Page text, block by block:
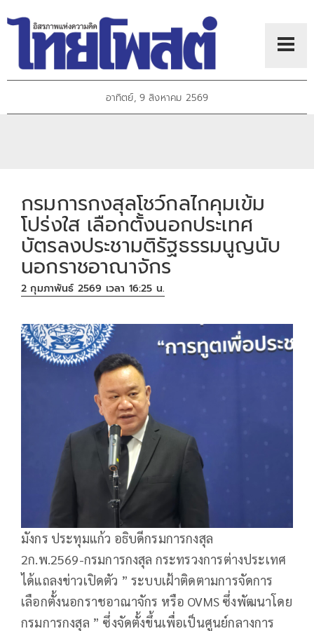
อาทิตย์, 9 สิงหาคม 2569
กรมการกงสุลโชว์กลไกคุมเข้ม
โปร่งใส เลือกตั้งนอกประเทศ
บัตรลงประชามติรัฐธรรมนูญนับ
นอกราชอาณาจักร
2 กุมภาพันธ์ 2569 เวลา 16:25 น.
มังกร ประทุมแก้ว อธิบดีกรมการกงสุล
2ก.พ.2569-กรมการกงสุล กระทรวงการต่างประเทศ
ได้แถลงข่าวเปิดตัว ” ระบบเฝ้าติดตามการจัดการ
เลือกตั้งนอกราชอาณาจักร หรือ OVMS ซึ่งพัฒนาโดย
กรมการกงสุล ” ซึ่งจัดตั้งขึ้นเพื่อเป็นศูนย์กลางการ